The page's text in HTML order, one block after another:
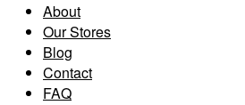
About
Our Stores
Blog
Contact
FAQ